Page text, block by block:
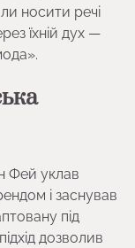
носити речі
їхній дух —
Фей уклав
і заснував
під
дозволив